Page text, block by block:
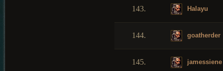
143. Halayu
144. goatherder
145. jamessiene